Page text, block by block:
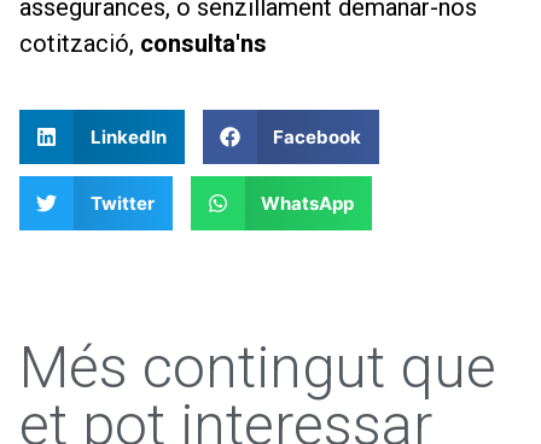
assegurances, o senzillament demanar-nos
cotització, consulta'ns
LinkedIn Facebook
Twitter WhatsApp
Més contingut que
et pot interessar